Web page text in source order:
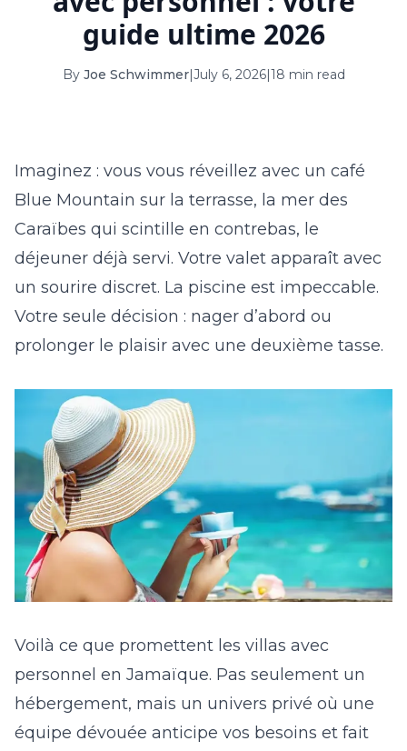
16 17 18 19 20 21 22
S M T W T F S
1 2 3 4 5
13 14 15 16 17 18 19
20 21 22 23 24 25 26
guide ultime 2026
By Joe Schwimmer|July 6, 2026|18 min read
Imaginez : vous vous réveillez avec un café
Blue Mountain sur la terrasse, la mer des
Caraïbes qui scintille en contrebas, le
déjeuner déjà servi. Votre valet apparaît avec
un sourire discret. La piscine est impeccable.
Votre seule décision : nager d’abord ou
prolonger le plaisir avec une deuxième tasse.
Voilà ce que promettent les villas avec
personnel en Jamaïque. Pas seulement un
hébergement, mais un univers privé où une
équipe dévouée anticipe vos besoins et fait